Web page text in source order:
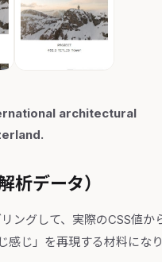
architectural
析データ）
ングして、実際のCSS値か
感じ」を再現する材料にな